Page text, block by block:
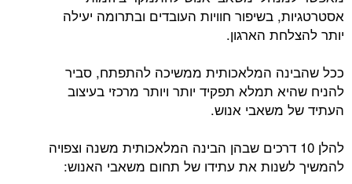
אסטרטגיות, בשיפור חוויות העובדים ובתרומה יעילה
יותר להצלחת הארגון.
ככל שהבינה המלאכותית ממשיכה להתפתח, סביר
להניח שהיא תמלא תפקיד יותר ויותר מרכזי בעיצוב
העתיד של משאבי אנוש.
להלן 10 דרכים שבהן הבינה המלאכותית משנה וצפויה
להמשיך לשנות את עתידו של תחום משאבי האנוש: